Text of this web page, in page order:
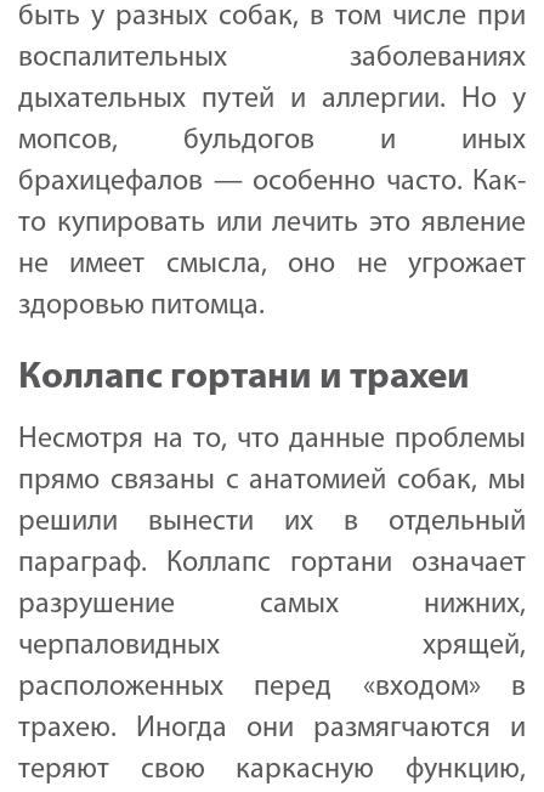
быть у разных собак, в том числе при
воспалительных заболеваниях
дыхательных путей и аллергии. Но у
мопсов, бульдогов и иных
брахицефалов — особенно часто. Как-
то купировать или лечить это явление
не имеет смысла, оно не угрожает
здоровью питомца.
Коллапс гортани и трахеи
Несмотря на то, что данные проблемы
прямо связаны с анатомией собак, мы
решили вынести их в отдельный
параграф. Коллапс гортани означает
разрушение самых нижних,
черпаловидных хрящей,
расположенных перед «входом» в
трахею. Иногда они размягчаются и
теряют свою каркасную функцию,